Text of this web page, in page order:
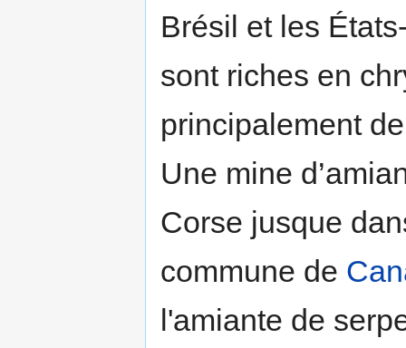
Brésil et les
sont riches en
principalement
Une mine
Corse jusque
commune de
l'amiante de